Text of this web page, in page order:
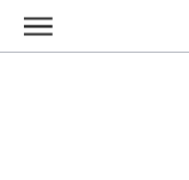
Ir al contenido principal